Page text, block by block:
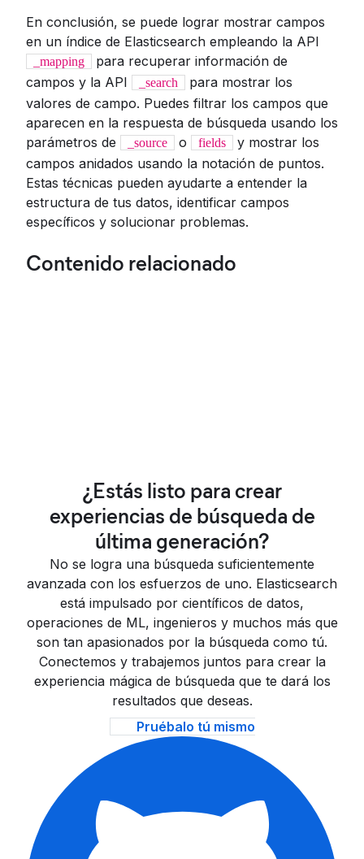
En conclusión, se puede lograr mostrar campos
en un índice de Elasticsearch empleando la API
_mapping
para recuperar información de
campos y la API
_search
para mostrar los
valores de campo. Puedes filtrar los campos que
aparecen en la respuesta de búsqueda usando los
parámetros de
_source o fields
y mostrar los
campos anidados usando la notación de puntos.
Estas técnicas pueden ayudarte a entender la
estructura de tus datos, identificar campos
específicos y solucionar problemas.
Contenido relacionado
¿Estás listo para crear
experiencias de búsqueda de
última generación?
No se logra una búsqueda suficientemente
avanzada con los esfuerzos de uno. Elasticsearch
está impulsado por científicos de datos,
operaciones de ML, ingenieros y muchos más que
son tan apasionados por la búsqueda como tú.
Conectemos y trabajemos juntos para crear la
experiencia mágica de búsqueda que te dará los
resultados que deseas.
Pruébalo tú mismo